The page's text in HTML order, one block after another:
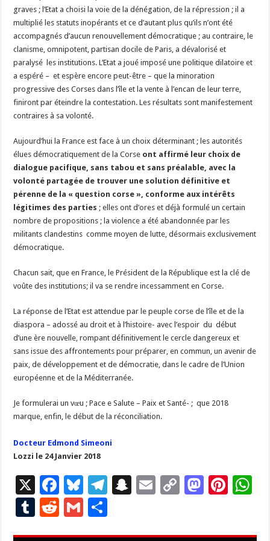
graves ; l’Etat a choisi la voie de la dénégation, de la répression ; il a
multiplié les statuts inopérants et ce d’autant plus qu’ils n’ont été
accompagnés d’aucun renouvellement démocratique ; au contraire, le
clanisme, omnipotent, partisan docile de Paris, a dévalorisé et
paralysé les institutions. L’Etat a joué imposé une politique dilatoire et
a espéré – et espère encore peut-être – que la minoration
progressive des Corses dans l’île et la vente à l’encan de leur terre,
finiront par éteindre la contestation. Les résultats sont manifestement
contraires à sa volonté.
Aujourd’hui la France est face à un choix déterminant ; les autorités
élues démocratiquement de la Corse ont affirmé leur choix de
dialogue pacifique, sans tabou et sans préalable, avec la
volonté partagée de trouver une solution définitive et
pérenne de la « question corse », conforme aux intérêts
légitimes des parties ; elles ont d’ores et déjà formulé un certain
nombre de propositions ; la violence a été abandonnée par les
militants clandestins comme moyen de lutte, désormais exclusivement
démocratique.
Chacun sait, que en France, le Président de la République est la clé de
voûte des institutions; il va se rendre incessamment en Corse.
La réponse de l’Etat est attendue par le peuple corse de l’île et de la
diaspora – adossé au droit et à l’histoire- avec l’espoir du début
d’une ère nouvelle, rompant définitivement le cercle dangereux et
sans issue des affrontements pour préparer, en commun, un avenir de
paix, de développement et de démocratie, dans le cadre de l’Union
européenne et de la Méditerranée.
Je formulerai un vœu ; Pace e Salute – Paix et Santé- ; que 2018
marque, enfin, le début de la réconciliation.
Docteur Edmond Simeoni
Lozzi le 24 Janvier 2018
X
F
ac
e
Bl
u
es
T
S
E
C
M Pi
T
R
G